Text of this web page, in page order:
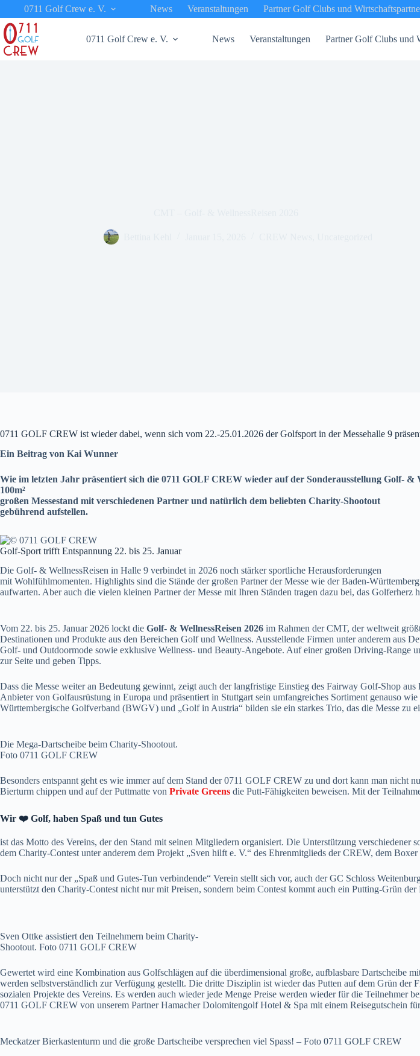
springen
0711 Golf Crew e. V. News Veranstaltungen Partner Golf Clubs und
0711 Golf Crew e. V. News Veranstaltungen Partner Golf Clubs und
0711 GOLF CREW ist wieder dabei, wenn sich vom 22.-25.01.2026 der Golfsport in der Messehalle 9
Ein Beitrag von Kai Wunner
Wie im letzten Jahr präsentiert sich die 0711 GOLF CREW wieder auf der Sonderausstellung Golf-
100m²
großen Messestand mit verschiedenen Partner und natürlich dem beliebten Charity-Shootout
gebührend aufstellen.
Golf-Sport trifft Entspannung 22. bis 25. Januar
Die Golf- & WellnessReisen in Halle 9 verbindet in 2026 noch stärker sportliche Herausforderungen
mit Wohlfühlmomenten. Highlights sind die Stände der großen Partner der Messe wie der Baden-
aufwarten. Aber auch die vielen kleinen Partner der Messe mit Ihren Ständen tragen dazu bei, das Golferherz
Vom 22. bis 25. Januar 2026 lockt die Golf- & WellnessReisen 2026 im Rahmen der CMT, der weltweit
Destinationen und Produkte aus den Bereichen Golf und Wellness. Ausstellende Firmen unter anderem
Golf- und Outdoormode sowie exklusive Wellness- und Beauty-Angebote. Auf einer großen Driving-Range
zur Seite und geben Tipps.
Dass die Messe weiter an Bedeutung gewinnt, zeigt auch der langfristige Einstieg des Fairway Golf-Shop
Anbieter von Golfausrüstung in Europa und präsentiert in Stuttgart sein umfangreiches Sortiment genauso
Württembergische Golfverband (BWGV) und „Golf in Austria“ bilden sie ein starkes Trio, das die Messe zu
Die Mega-Dartscheibe beim Charity-Shootout.
Foto 0711 GOLF CREW
Besonders entspannt geht es wie immer auf dem Stand der 0711 GOLF CREW zu und dort kann man
Bierturm chippen und auf der Puttmatte von Private Greens die Putt-Fähigkeiten beweisen. Mit der
Wir ❤️ Golf, haben Spaß und tun Gutes
ist das Motto des Vereins, der den Stand mit seinen Mitgliedern organisiert. Die Unterstützung
dem Charity-Contest unter anderem dem Projekt „Sven hilft e. V.“ des Ehrenmitglieds der CREW, dem
Doch nicht nur der „Spaß und Gutes-Tun verbindende“ Verein stellt sich vor, auch der GC Schloss
unterstützt den Charity-Contest nicht nur mit Preisen, sondern beim Contest kommt auch ein Putting-Grün der
Sven Ottke assistiert den Teilnehmern beim Charity-
Shootout. Foto 0711 GOLF CREW
Gewertet wird eine Kombination aus Golfschlägen auf die überdimensional große, aufblasbare Dartscheibe
werden selbstverständlich zur Verfügung gestellt. Die dritte Disziplin ist wieder das Putten auf dem Grün der
sozialen Projekte des Vereins. Es werden auch wieder jede Menge Preise werden wieder für die Teilnehmer
0711 GOLF CREW von unserem Partner Hamacher Dolomitengolf Hotel & Spa mit einem Reisegutschein
Meckatzer Bierkastenturm und die große Dartscheibe versprechen viel Spass! – Foto 0711 GOLF CREW